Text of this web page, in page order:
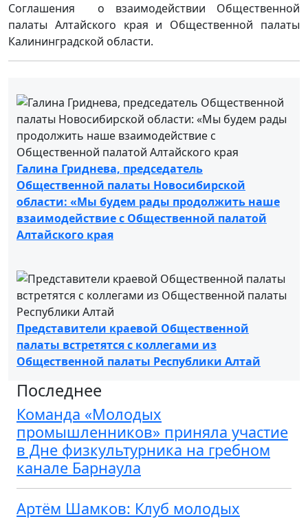
Соглашения о взаимодействии Общественной
палаты Алтайского края и Общественной палаты
Калининградской области.
Галина Гриднева, председатель
Общественной палаты Новосибирской
области: «Мы будем рады продолжить наше
взаимодействие с Общественной палатой
Алтайского края
Представители краевой Общественной
палаты встретятся с коллегами из
Общественной палаты Республики Алтай
Последнее
Команда «Молодых
промышленников» приняла участие
в Дне физкультурника на гребном
канале Барнаула
Артём Шамков: Клуб молодых